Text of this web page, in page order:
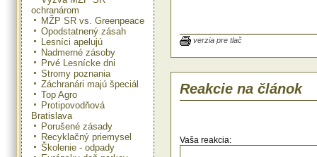
ochranárom
MŽP SR vs. Greenpeace
Opodstatnený zásah
Lesníci apelujú
Nadmerné zásoby
Prvé Lesnícke dni
Stromy poznania
Záchranári majú špeciál
Top Agro
Protipovodňová
Bratislava
Porušené zásady
Recyklačný priemysel
Školenie - odpady
Taliansko 17,6 milióna
Španielsko 14,2 milióna
Poľsko 8,6 milióna ton.
radikálnu nápravu.
verzia pre tlač
Reakcie na článok
Vaša reakcia: